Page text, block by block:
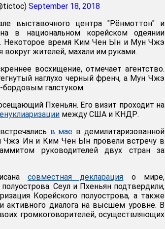
September 18, 2018
выставочного центра "Рёнмоттон" и
национальном корейском одеянии
Некоторое время Ким Чен Ын и Мун Чжэ
вокруг жителей, махали им руками.
восхищение, отмечает агентство.
наглухо черный френч, а Мун Чжэ
галстуком.
Пхеньян. Его визит проходит на
между США и КНДР.
в мае в демилитаризованной
Чжэ Ин и Ким Чен Ын провели встречу в
руководителей двух стран за
совместная декларация о мире,
Сеул и Пхеньян подтвердили,
Корейского полуострова, а также
активного диалога на высшем уровне. В
громкоговорителей, осуществляющих